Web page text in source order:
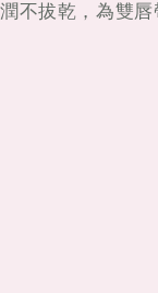
不拔乾，為雙唇